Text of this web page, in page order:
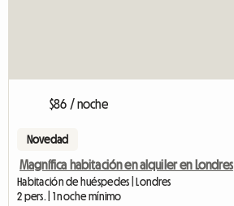
$86 / noche
Novedad
Magnífica habitación en alquiler en Londres
Habitación de huéspedes | Londres
2 pers. | 1 noche mínimo